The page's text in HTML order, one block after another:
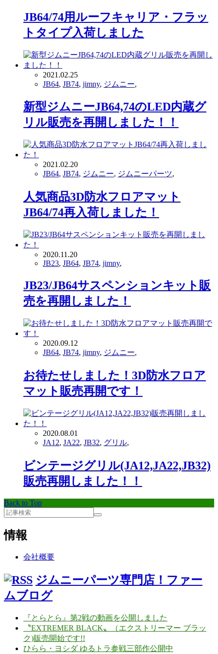
JB64/74用ルーフキャリア・フラッ
トタイプ入荷しました
2021.02.25
JB64, JB74, jimny, ジムニー,
新型ジムニーJB64,74のLED内蔵グ
リル販売を再開しました！！
2021.02.20
JB64, JB74, ジムニー, ジムニーパーツ,
人気商品3D防水フロアマット
JB64/74再入荷しました！
2020.11.20
JB23, JB64, JB74, jimny,
JB23/JB64サスペンションキット販
売を再開しました！
2020.09.12
JB64, JB74, jimny, ジムニー,
お待たせしました！3D防水フロア
マット販売再開です！
2020.08.01
JA12, JA22, JB32, グリル,
ビンテージグリル(JA12,JA22,JB32)
販売再開しました！！
Back to Top
情報
会社概要
ジムニーパーツ専門店！ファー
ムブログ
『とらとら』第2戦の動画を公開しました
〝EXTREMER BLACK〟（エクストリーマー ブラッ
ク)販売開始です!!
ひらら・ヨシダ ゆるトラ参戦三部作公開中